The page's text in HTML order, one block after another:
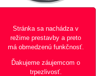
Stránka sa nachádza v
režime prestavby a preto
má obmedzenú funkčnosť.
Ďakujeme záujemcom o
trpezlivosť.